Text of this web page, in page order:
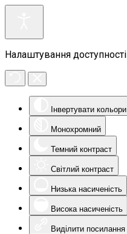
Налаштування доступності
Інвертувати кольори
Монохромний
Темний контраст
Світлий контраст
Низька насиченість
Висока насиченість
Виділити посилання